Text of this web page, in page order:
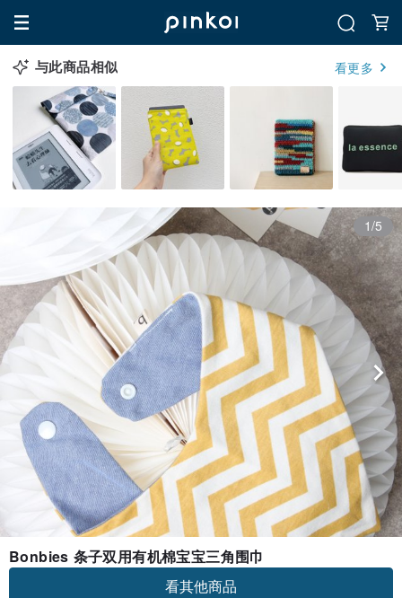
与此商品相似 看更多
1/5
Bonbies 条子双用有机棉宝宝三角围巾
看其他商品